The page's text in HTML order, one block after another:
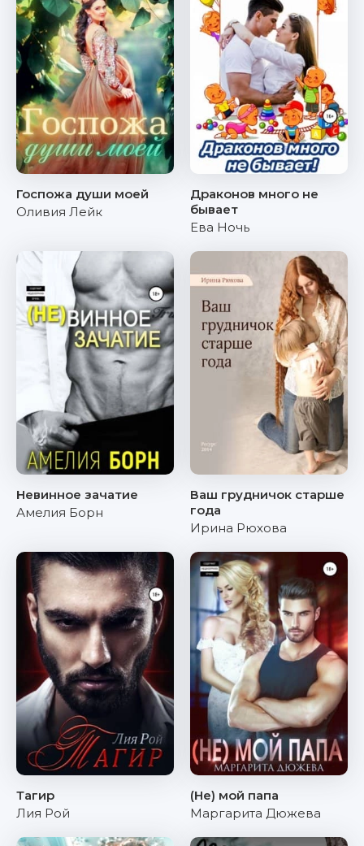
Госпожа души моей
Оливия Лейк
Драконов много не
бывает
Ева Ночь
Невинное зачатие
Амелия Борн
Ваш грудничок старше
года
Ирина Рюхова
Тагир
Лия Рой
(Не) мой папа
Маргарита Дюжева